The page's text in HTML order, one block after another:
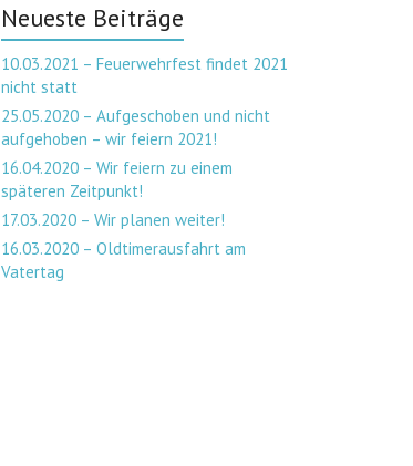
Neueste Beiträge
10.03.2021 – Feuerwehrfest findet 2021
nicht statt
25.05.2020 – Aufgeschoben und nicht
aufgehoben – wir feiern 2021!
16.04.2020 – Wir feiern zu einem
späteren Zeitpunkt!
17.03.2020 – Wir planen weiter!
16.03.2020 – Oldtimerausfahrt am
Vatertag